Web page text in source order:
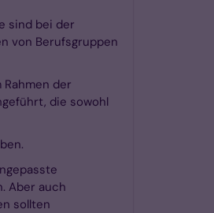
sind bei der
von Berufsgruppen
der
die sowohl
Aber auch
sollten